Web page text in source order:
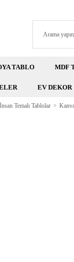
TABLO MDF
EV DEKOR
Temalı Tablolar